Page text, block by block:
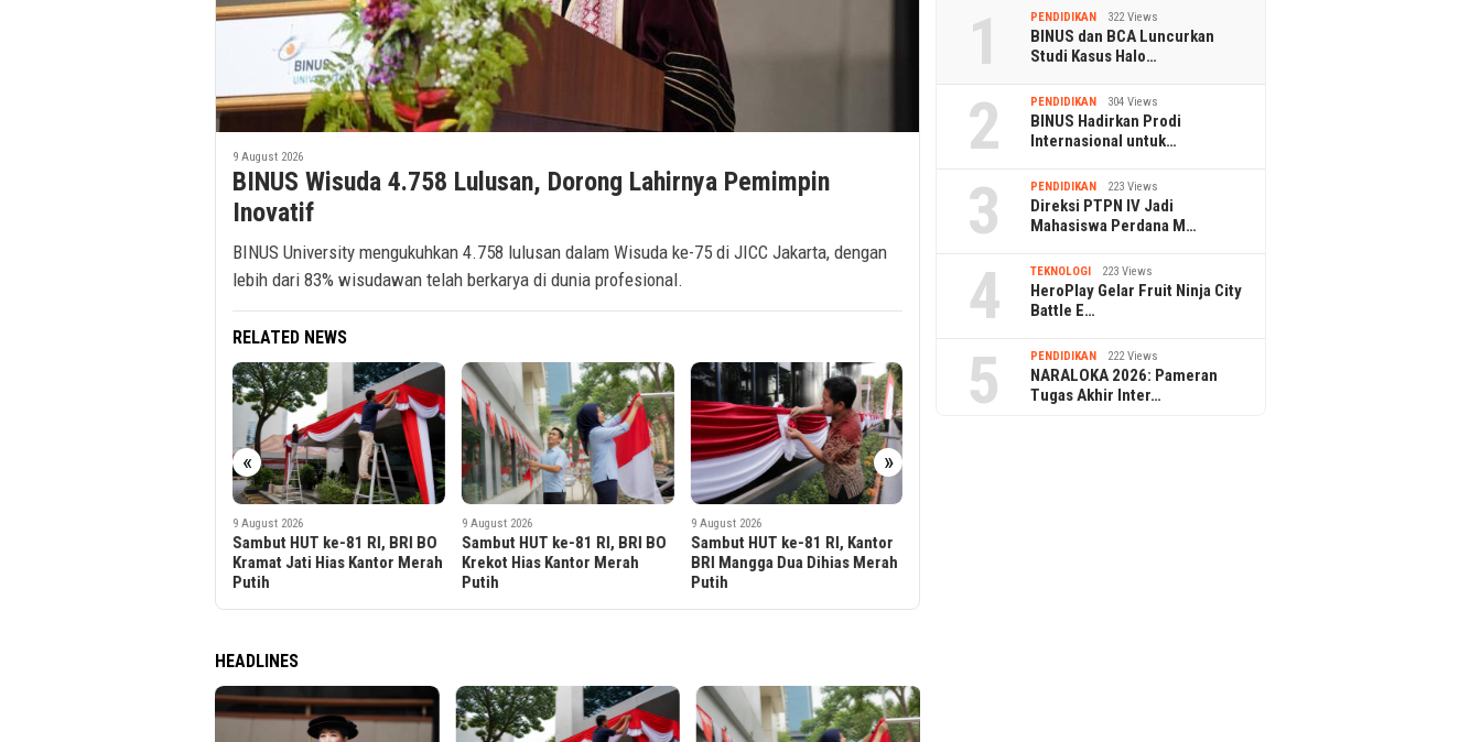
9 August 2026
BINUS Wisuda 4.758 Lulusan, Dorong Lahirnya Pemimpin
Inovatif
BINUS University mengukuhkan 4.758 lulusan dalam Wisuda ke-75 di JICC Jakarta, dengan
lebih dari 83% wisudawan telah berkarya di dunia profesional.
RELATED NEWS
« »
9 August 2026
Sambut HUT ke-81 RI, BRI BO
Krekot Hias Kantor Merah
Putih
9 August 2026
Sambut HUT ke-81 RI, Kantor
BRI Mangga Dua Dihias Merah
Putih
9 August 2026
BRI Region 6 Gelar Pengajian
Rutin untuk Pekerja
HEADLINES
1 PENDIDIKAN 322 Views
BINUS dan BCA Luncurkan
Studi Kasus Halo…
2 PENDIDIKAN 304 Views
BINUS Hadirkan Prodi
Internasional untuk…
3 PENDIDIKAN 223 Views
Direksi PTPN IV Jadi
Mahasiswa Perdana M…
4 TEKNOLOGI 223 Views
HeroPlay Gelar Fruit Ninja City
Battle E…
5 PENDIDIKAN 222 Views
NARALOKA 2026: Pameran
Tugas Akhir Inter…